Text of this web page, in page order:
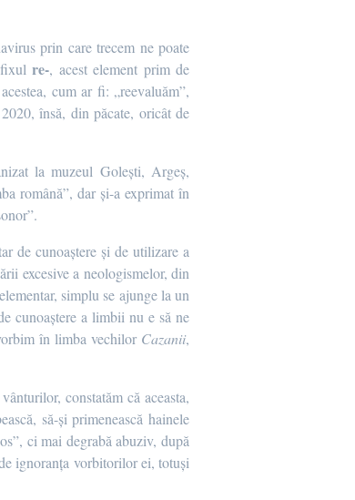
prin care trecem ne poate
re-, acest element prim de
cum ar fi: „reevaluăm”,
însă, din păcate, oricât de
la muzeul Golești, Argeș,
română”, dar și-a exprimat în
de cunoaștere și de utilizare a
excesive a neologismelor, din
simplu se ajunge la un
cunoaștere a limbii nu e să ne
în limba vechilor Cazanii,
constatăm că aceasta,
să-și primenească hainele
ci mai degrabă abuziv, după
ignoranța vorbitorilor ei, totuși